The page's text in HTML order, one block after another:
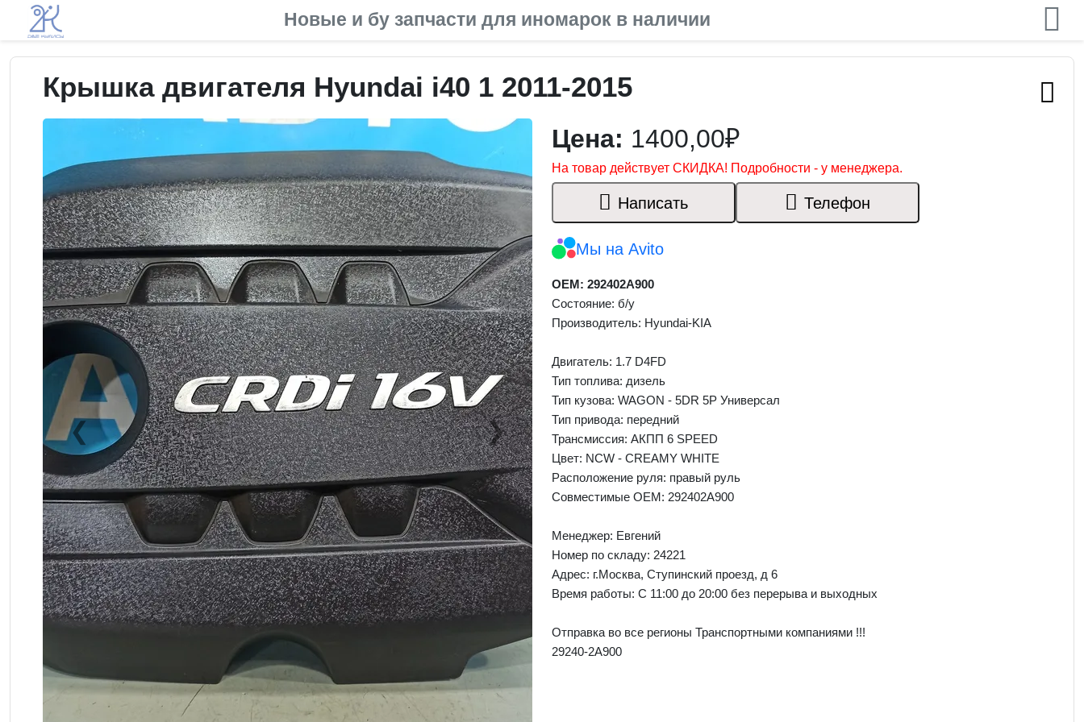
Новые и бу запчасти для иномарок в наличии
Крышка двигателя Hyundai i40 1 2011-2015
❮Previous ❯Next
Цена: 1400,00₽
На товар действует СКИДКА! Подробности - у менеджера.
Написать Телефон
Мы на Avito
OEM: 292402A900
Состояние: б/у
Производитель: Hyundai-KIA
Двигатель: 1.7 D4FD
Тип топлива: дизель
Тип кузова: WAGON - 5DR 5P Универсал
Тип привода: передний
Трансмиссия: AКПП 6 SPEED
Цвет: NCW - CREAMY WHITE
Расположение руля: правый руль
Совместимые OEM: 292402A900
Менеджер: Евгений
Номер по складу: 24221
Адрес: г.Москва, Ступинский проезд, д 6
Время работы: С 11:00 до 20:00 без перерыва и выходных
Отправка во все регионы Транспортными компаниями !!!
29240-2A900